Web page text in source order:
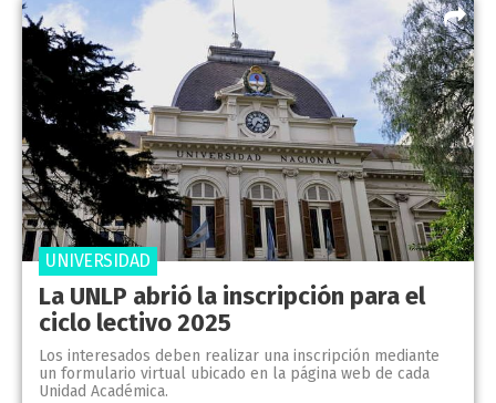
La UNLP abrió la inscripción para el
ciclo lectivo 2025
Los interesados deben realizar una inscripción mediante
un formulario virtual ubicado en la página web de cada
Unidad Académica.
UNIVERSIDAD